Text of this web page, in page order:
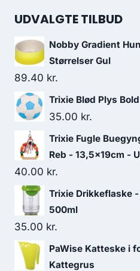
UDVALGTE TILBUD
Nobby Gradient
Størrelser Gul
89.40 kr.
Trixie Blød Plys
35.00 kr.
Trixie Fugle
Reb - 13,5x19cm -
40.00 kr.
Trixie Drikkeflaske
500ml
35.00 kr.
PaWise Katteske i
Kattegrus